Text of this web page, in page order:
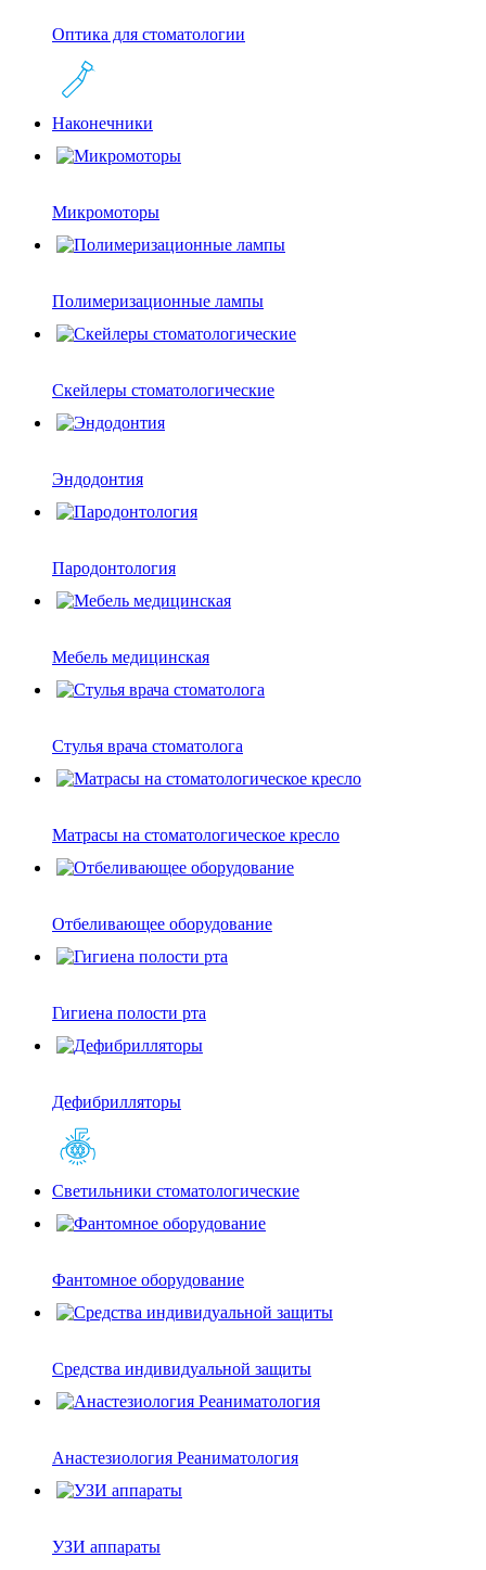
Оптика для стоматологии
Наконечники
Микромоторы
Полимеризационные лампы
Скейлеры стоматологические
Эндодонтия
Пародонтология
Мебель медицинская
Стулья врача стоматолога
Матрасы на стоматологическое кресло
Отбеливающее оборудование
Гигиена полости рта
Дефибрилляторы
Светильники стоматологические
Фантомное оборудование
Средства индивидуальной защиты
Анастезиология Реаниматология
УЗИ аппараты